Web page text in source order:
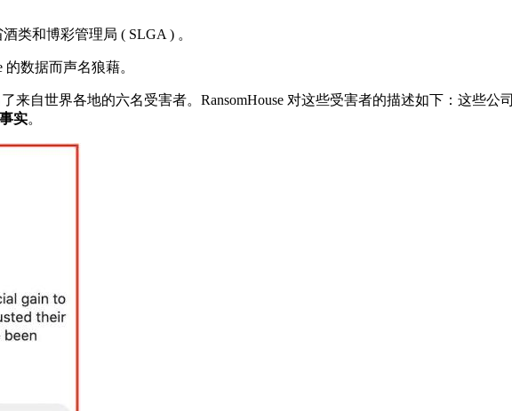
类和博彩管理局 ( SLGA ) 。
数据而声名狼藉。
来自世界各地的六名受害者。RansomHouse 对这些受害者的描述如下：这些公司
实。